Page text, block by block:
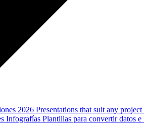
2026 Presentations that suit any project
Infografías Plantillas para convertir datos